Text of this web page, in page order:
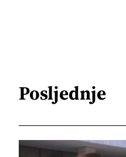
Posljednje